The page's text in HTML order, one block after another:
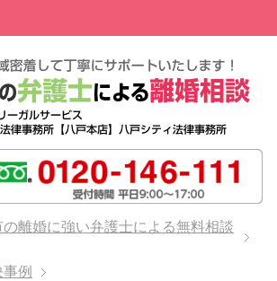
離婚に強い弁護士による無料相談
例